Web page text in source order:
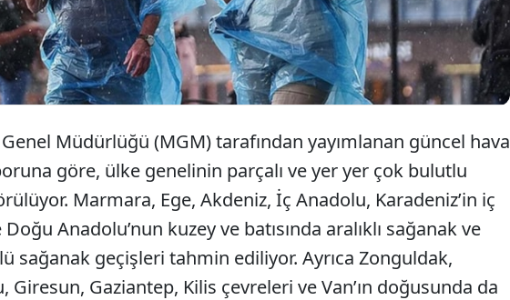
Müdürlüğü (MGM) tarafından yayımlanan güncel hava
göre, ülke genelinin parçalı ve yer yer çok bulutlu
Marmara, Ege, Akdeniz, İç Anadolu, Karadeniz’in iç
Anadolu’nun kuzey ve batısında aralıklı sağanak ve
sağanak geçişleri tahmin ediliyor. Ayrıca Zonguldak,
Giresun, Gaziantep, Kilis çevreleri ve Van’ın doğusunda da